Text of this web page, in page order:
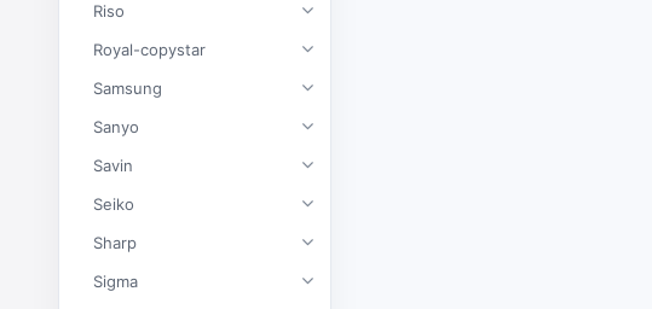
Riso
Royal-copystar
Samsung
Sanyo
Savin
Seiko
Sharp
Sigma